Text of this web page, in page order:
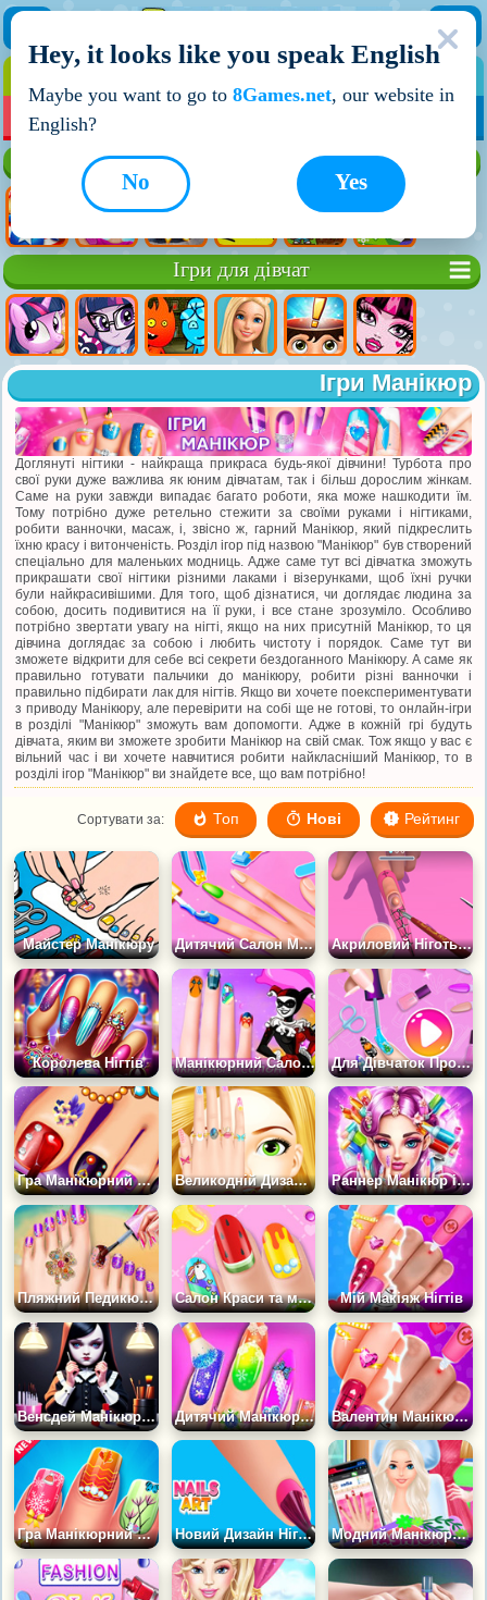
НОВІ ІГРИ
Ігри для дівчат
Ігри Манікюр
Доглянуті нігтики - найкраща прикраса будь-якої дівчини! Турбота про
свої руки дуже важлива як юним дівчатам, так і більш дорослим жінкам.
Саме на руки завжди випадає багато роботи, яка може нашкодити їм.
Тому потрібно дуже ретельно стежити за своїми руками і нігтиками,
робити ванночки, масаж, і, звісно ж, гарний Манікюр, який підкреслить
їхню красу і витонченість. Розділ ігор під назвою "Манікюр" був створений
спеціально для маленьких модниць. Адже саме тут всі дівчатка зможуть
прикрашати свої нігтики різними лаками і візерунками, щоб їхні ручки
були найкрасивішими. Для того, щоб дізнатися, чи доглядає людина за
собою, досить подивитися на її руки, і все стане зрозуміло. Особливо
потрібно звертати увагу на нігті, якщо на них присутній Манікюр, то ця
дівчина доглядає за собою і любить чистоту і порядок. Саме тут ви
зможете відкрити для себе всі секрети бездоганного Манікюру. А саме як
правильно готувати пальчики до манікюру, робити різні ванночки і
правильно підбирати лак для нігтів. Якщо ви хочете поекспериментувати
з приводу Манікюру, але перевірити на собі ще не готові, то онлайн-ігри
в розділі "Манікюр" зможуть вам допомогти. Адже в кожній грі будуть
дівчата, яким ви зможете зробити Манікюр на свій смак. Тож якщо у вас є
вільний час і ви хочете навчитися робити найкласніший Манікюр, то в
розділі ігор "Манікюр" ви знайдете все, що вам потрібно!
Сортувати за: Топ Нові Рейтинг
Майстер Манікюру Дитячий Салон Манікюру Акриловий Ніготь 3Д
Королева Нігтів Манікюрний Салон Супергерой Для Дівчаток Про Манікюрний Салон
Гра Манікюрний Салон: Педикюр Великодній Дизайн Нігтів 2 Раннер Манікюр і Нігті
Пляжний Педикюр для найкращих друзів Салон Краси та манікюру для дівчаток Мій Макіяж Нігтів
Венсдей Манікюрний Салон Дитячий Манікюрний Салон Валентин Манікюрний Салон
Гра Манікюрний Салон: Усі Сезони Новий Дизайн Нігтів Модний Манікюрний Салон
Hey, it looks like you speak English
Maybe you want to go to 8Games.net, our website in
English?
Yes
No